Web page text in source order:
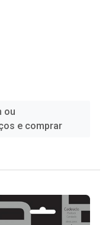
ou
e comprar